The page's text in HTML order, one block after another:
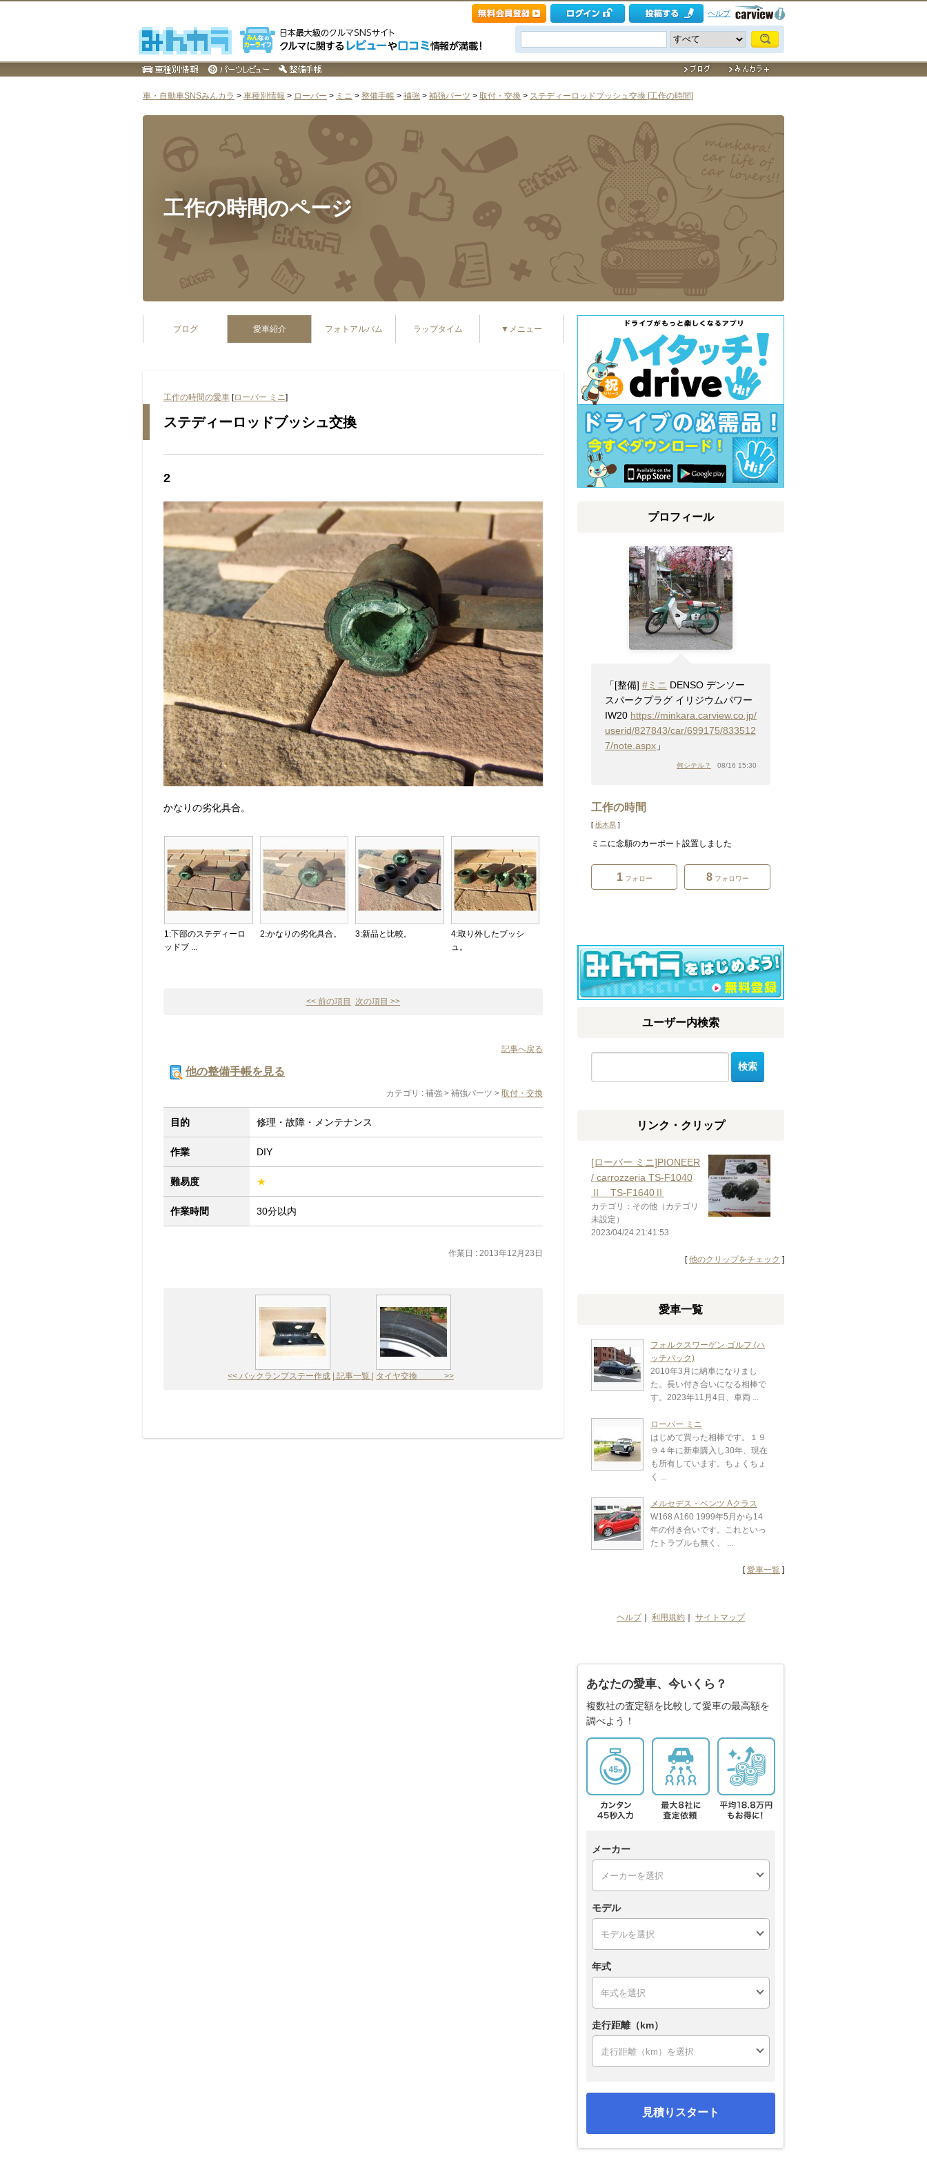
ヘルプ
車・自動車SNSみんカラ > 車種別情報 > ローバー > ミニ > 整備手帳 > 補強 > 補強パーツ > 取付・交換 > ステディーロッドブッシュ交換 [工作の時間]
工作の時間のページ
ブログ 愛車紹介 フォトアルバム ラップタイム ▼メニュー
工作の時間の愛車 [ローバー ミニ]
ステディーロッドブッシュ交換
2
かなりの劣化具合。
1:下部のステディーロ
ッドブ ...
2:かなりの劣化具合。 3:新品と比較。
4:取り外したブッシ
ュ。
<< 前の項目 次の項目 >>
記事へ戻る
他の整備手帳を見る
カテゴリ : 補強 > 補強パーツ > 取付・交換
目的 修理・故障・メンテナンス
作業 DIY
難易度 ★
作業時間 30分以内
作業日 : 2013年12月23日
<< バックランプステー作成 | 記事一覧 | タイヤ交換 >>
プロフィール
「[整備] #ミニ DENSO デンソー
スパークプラグ イリジウムパワー
IW20 https://minkara.carview.co.jp/
userid/827843/car/699175/833512
7/note.aspx 」
何シテル？ 08/16 15:30
工作の時間
[ 栃木県 ]
ミニに念願のカーポート設置しました
1フォロー 8フォロワー
ユーザー内検索
リンク・クリップ
[ローバー ミニ]PIONEER
/ carrozzeria TS-F1040
Ⅱ TS-F1640Ⅱ
カテゴリ：その他（カテゴリ
未設定）
2023/04/24 21:41:53
[他のクリップをチェック ]
愛車一覧
フォルクスワーゲン ゴルフ (ハ
ッチバック)
2010年3月に納車になりまし
た。長い付き合いになる相棒で
す。2023年11月4日、車両 ...
ローバー ミニ
はじめて買った相棒です。１９
９４年に新車購入し30年、現在
も所有しています。ちょくちょ
く ...
メルセデス・ベンツ Aクラス
W168 A160 1999年5月から14
年の付き合いです。これといっ
たトラブルも無く、 ...
[愛車一覧 ]
ヘルプ｜ 利用規約 サイトマップ
あなたの愛車、今いくら？
複数社の査定額を比較して愛車の最高額を
調べよう！
メーカー
モデル
年式
走行距離（km）
見積りスタート